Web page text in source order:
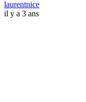
laurentnice
il y a 3 ans